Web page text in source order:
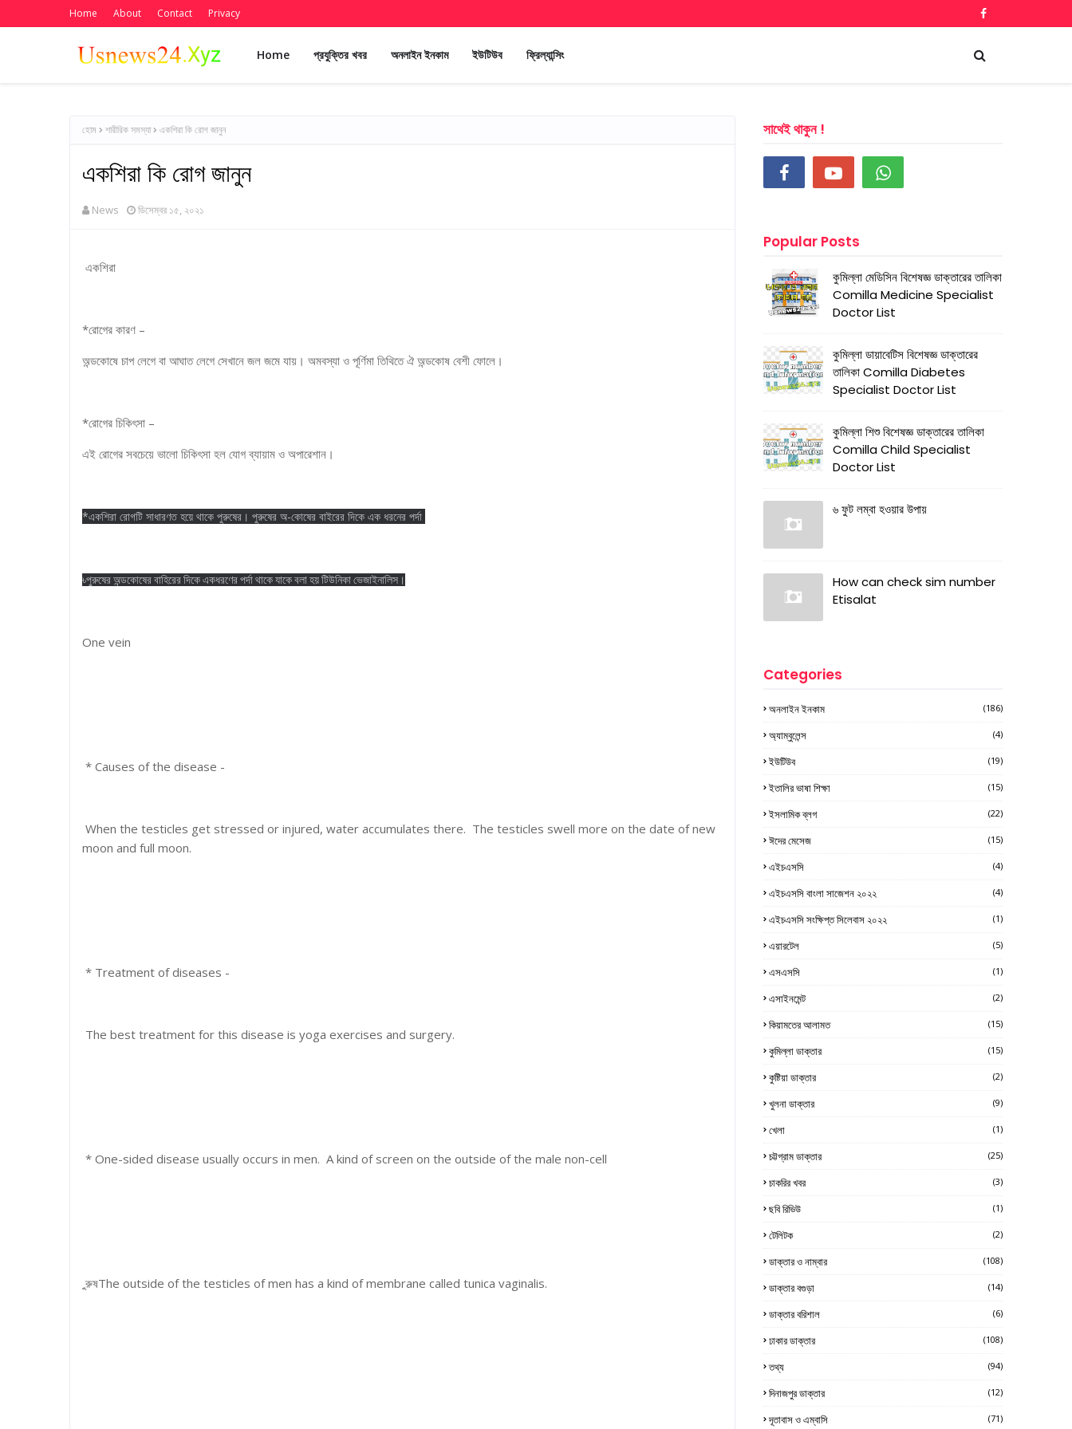
Home About Contact Privacy
Home প্রযুক্তির খবর অনলাইন ইনকাম ইউটিউব ফ্রিল্যান্সিং
হোম শারীরিক সমস্যা একশিরা কি রোগ জানুন
একশিরা কি রোগ জানুন
News ডিসেম্বর ১৫, ২০২১
একশিরা
*রোগের কারণ –
অন্ডকোষে চাপ লেগে বা আঘাত লেগে সেখানে জল জমে যায়। অমবস্যা ও পূর্ণিমা তিথিতে ঐ অন্ডকোষ বেশী ফোলে।
*রোগের চিকিৎসা –
এই রোগের সবচেয়ে ভালো চিকিৎসা হল যোগ ব্যায়াম ও অপারেশান।
*একশিরা রোগটি সাধারণত হয়ে থাকে পুরুষের। পুরুষের অ-কোষের বাইরের দিকে এক ধরনের পর্দা
৳পুরুষের অন্ডকোষের বাহিরের দিকে একধরণের পর্দা থাকে যাকে বলা হয় টিউনিকা ভেজাইনালিস।
One vein
* Causes of the disease -
When the testicles get stressed or injured, water accumulates there. The testicles swell more on the date of new
moon and full moon.
* Treatment of diseases -
The best treatment for this disease is yoga exercises and surgery.
* One-sided disease usually occurs in men. A kind of screen on the outside of the male non-cell
ুরুষThe outside of the testicles of men has a kind of membrane called tunica vaginalis.
সাথেই থাকুন !
Popular Posts
কুমিল্লা মেডিসিন বিশেষজ্ঞ ডাক্তারের তালিকা
Comilla Medicine Specialist
Doctor List
কুমিল্লা ডায়াবেটিস বিশেষজ্ঞ ডাক্তারের
তালিকা Comilla Diabetes
Specialist Doctor List
কুমিল্লা শিশু বিশেষজ্ঞ ডাক্তারের তালিকা
Comilla Child Specialist
Doctor List
৬ ফুট লম্বা হওয়ার উপায়
How can check sim number
Etisalat
Categories
অনলাইন ইনকাম (186)
অ্যাম্বুলেন্স (4)
ইউটিউব (19)
ইতালির ভাষা শিক্ষা (15)
ইসলামিক ব্লগ (22)
ঈদের মেসেজ (15)
এইচএসসি (4)
এইচএসসি বাংলা সাজেশন ২০২২ (4)
এইচএসসি সংক্ষিপ্ত সিলেবাস ২০২২ (1)
এয়ারটেল (5)
এসএসসি (1)
এসাইনমেন্ট (2)
কিয়ামতের আলামত (15)
কুমিল্লা ডাক্তার (15)
কুষ্টিয়া ডাক্তার (2)
খুলনা ডাক্তার (9)
খেলা (1)
চট্টগ্রাম ডাক্তার (25)
চাকরির খবর (3)
ছবি রিভিউ (1)
টেলিটক (2)
ডাক্তার ও নাম্বার (108)
ডাক্তার বগুড়া (14)
ডাক্তার বরিশাল (6)
ঢাকার ডাক্তার (108)
তথ্য (94)
দিনাজপুর ডাক্তার (12)
দূতাবাস ও এম্বাসি (71)